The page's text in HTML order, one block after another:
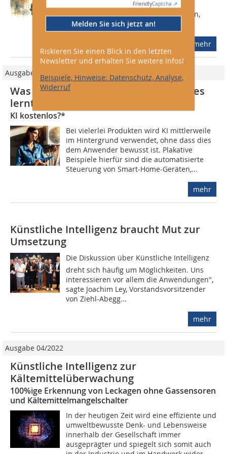
FriendlyCaptcha ⇗
Melden Sie sich jetzt an!
Riskieren Sie einen Blick in den letzten
Newsletter und erhalten Sie weitere Infos!
Beispiele, Hinweise: Datenschutz, Analyse,
Widerruf
in unzähligen Anwendungen unseres
Alltags. Wegefindung in der Navigation,
Einkaufsempfehlungen in...
mehr
Ausgabe 04/2024
Was eine Künstliche Intelligenz so alles
lernt
KI kostenlos?*
Bei vielerlei Produkten wird KI mittlerweile
im Hintergrund verwendet, ohne dass dies
dem Anwender bewusst ist. Plakative
Beispiele hierfür sind die automatisierte
Steuerung von Smart-Home-Geräten,...
mehr
Künstliche Intelligenz braucht Mut zur
Umsetzung
Die Diskussion über Künstliche Intelligenz
dreht sich häufig um Möglichkeiten. Uns
interessieren vor allem die Anwendungen",
sagte Joachim Ley, Vorstandsvorsitzender
von Ziehl-Abegg...
mehr
Ausgabe 04/2022
Künstliche Intelligenz zur
Kältemittelüberwachung
100%ige Erkennung von Leckagen ohne Gassensoren
und Kältemittelmangelschalter
In der heutigen Zeit wird eine effiziente und
umweltbewusste Denk- und Lebensweise
innerhalb der Gesellschaft immer
ausgeprägter und spiegelt sich somit auch